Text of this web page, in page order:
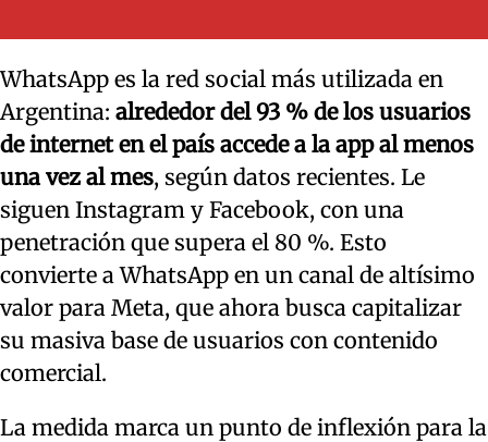
WhatsApp es la red social más utilizada en
Argentina: alrededor del 93 % de los usuarios
de internet en el país accede a la app al menos
una vez al mes, según datos recientes. Le
siguen Instagram y Facebook, con una
penetración que supera el 80 %. Esto
convierte a WhatsApp en un canal de altísimo
valor para Meta, que ahora busca capitalizar
su masiva base de usuarios con contenido
comercial.
La medida marca un punto de inflexión para la